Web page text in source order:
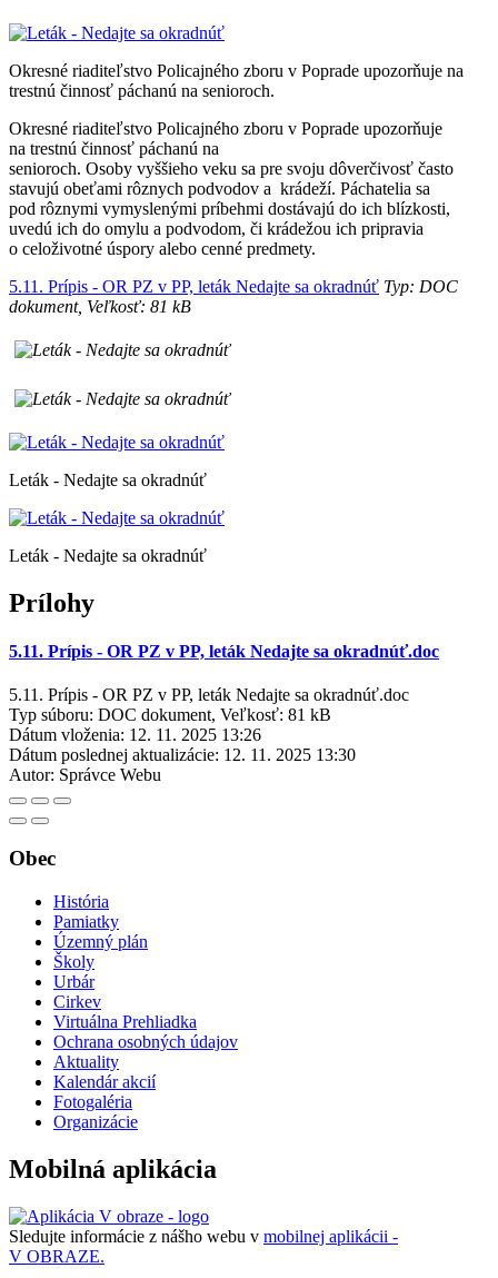
Okresné riaditeľstvo Policajného zboru v Poprade upozorňuje na
trestnú činnosť páchanú na senioroch.
Okresné riaditeľstvo Policajného zboru v Poprade upozorňuje
na trestnú činnosť páchanú na
senioroch. Osoby vyššieho veku sa pre svoju dôverčivosť často
stavujú obeťami rôznych podvodov a krádeží. Páchatelia sa
pod rôznymi vymyslenými príbehmi dostávajú do ich blízkosti,
uvedú ich do omylu a podvodom, či krádežou ich pripravia
o celoživotné úspory alebo cenné predmety.
5.11. Prípis - OR PZ v PP, leták Nedajte sa okradnúť Typ: DOC
dokument, Veľkosť: 81 kB
Leták - Nedajte sa okradnúť
Leták - Nedajte sa okradnúť
Prílohy
5.11. Prípis - OR PZ v PP, leták Nedajte sa okradnúť.doc
5.11. Prípis - OR PZ v PP, leták Nedajte sa okradnúť.doc
Typ súboru: DOC dokument, Veľkosť: 81 kB
Dátum vloženia: 12. 11. 2025 13:26
Dátum poslednej aktualizácie: 12. 11. 2025 13:30
Autor: Správce Webu
Obec
História
Pamiatky
Územný plán
Školy
Urbár
Cirkev
Virtuálna Prehliadka
Ochrana osobných údajov
Aktuality
Kalendár akcií
Fotogaléria
Organizácie
Mobilná aplikácia
Sledujte informácie z nášho webu v mobilnej aplikácii -
V OBRAZE.